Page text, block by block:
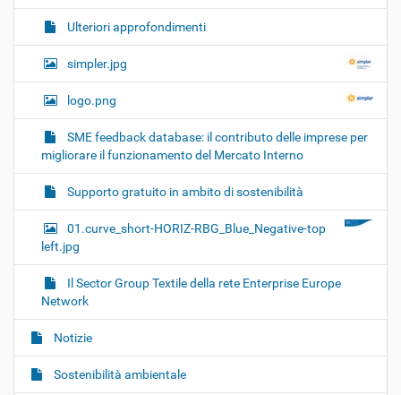
Ulteriori approfondimenti
simpler.jpg
logo.png
SME feedback database: il contributo delle imprese per
migliorare il funzionamento del Mercato Interno
Supporto gratuito in ambito di sostenibilità
01.curve_short-HORIZ-RBG_Blue_Negative-top
left.jpg
Il Sector Group Textile della rete Enterprise Europe
Network
Notizie
Sostenibilità ambientale